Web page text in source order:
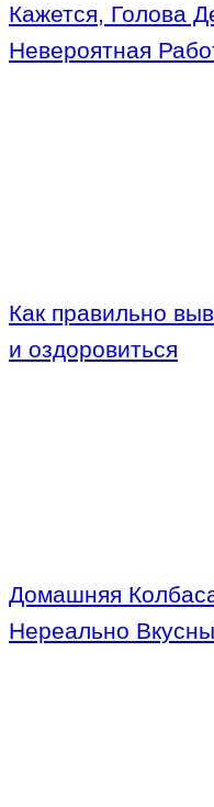
Кажется, Голова
Невероятная
Как правильно
и оздоровиться
Домашняя
Нереально